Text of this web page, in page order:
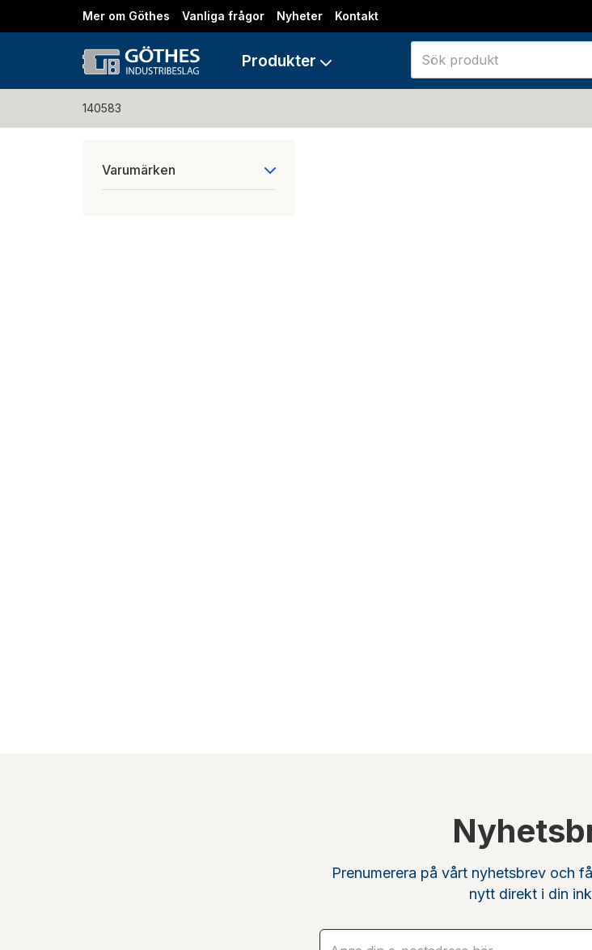
Mer om Göthes Vanliga frågor Nyheter Kontakt
Produkter
140583
Varumärken
Prenumerera på vårt nyhetsbrev och
nytt direkt i din